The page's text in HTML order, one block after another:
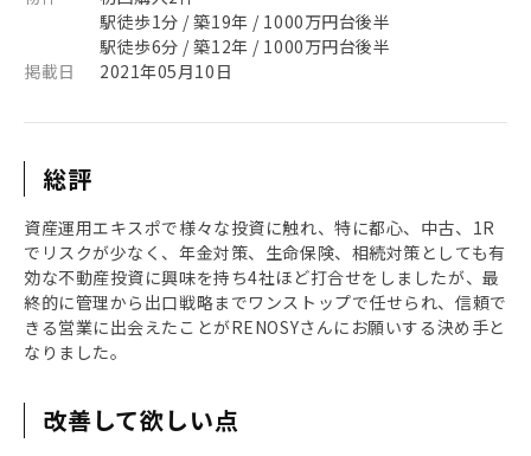
駅徒歩1分 / 築19年 / 1000万円台後半
駅徒歩6分 / 築12年 / 1000万円台後半
掲載日
2021年05月10日
総評
資産運用エキスポで様々な投資に触れ、特に都心、中古、1R
でリスクが少なく、年金対策、生命保険、相続対策としても有
効な不動産投資に興味を持ち4社ほど打合せをしましたが、最
終的に管理から出口戦略までワンストップで任せられ、信頼で
きる営業に出会えたことがRENOSYさんにお願いする決め手と
なりました。
改善して欲しい点